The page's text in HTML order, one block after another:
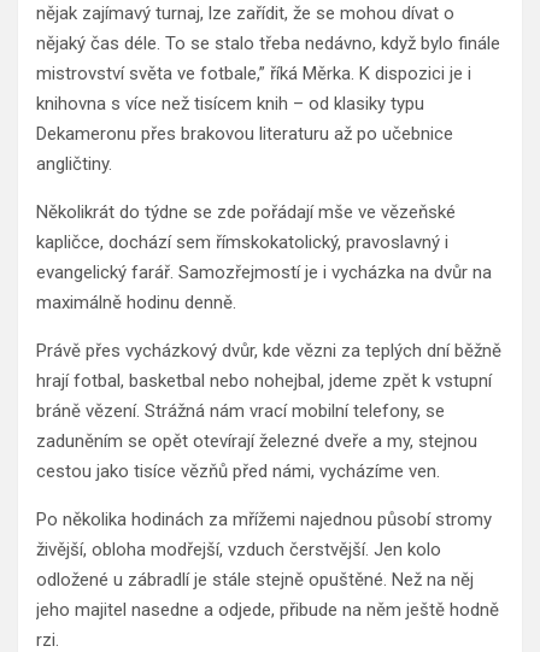
nějak zajímavý turnaj, lze zařídit, že se mohou dívat o
nějaký čas déle. To se stalo třeba nedávno, když bylo finále
mistrovství světa ve fotbale,” říká Měrka. K dispozici je i
knihovna s více než tisícem knih – od klasiky typu
Dekameronu přes brakovou literaturu až po učebnice
angličtiny.
Několikrát do týdne se zde pořádají mše ve vězeňské
kapličce, dochází sem římskokatolický, pravoslavný i
evangelický farář. Samozřejmostí je i vycházka na dvůr na
maximálně hodinu denně.
Právě přes vycházkový dvůr, kde vězni za teplých dní běžně
hrají fotbal, basketbal nebo nohejbal, jdeme zpět k vstupní
bráně vězení. Strážná nám vrací mobilní telefony, se
zaduněním se opět otevírají železné dveře a my, stejnou
cestou jako tisíce vězňů před námi, vycházíme ven.
Po několika hodinách za mřížemi najednou působí stromy
živější, obloha modřejší, vzduch čerstvější. Jen kolo
odložené u zábradlí je stále stejně opuštěné. Než na něj
jeho majitel nasedne a odjede, přibude na něm ještě hodně
rzi.